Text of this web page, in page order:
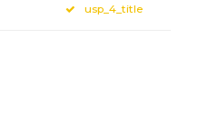
usp_4_title